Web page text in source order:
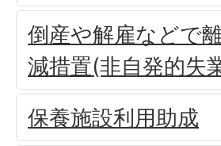
倒産や解雇などで
減措置(非自発的失
保養施設利用助成